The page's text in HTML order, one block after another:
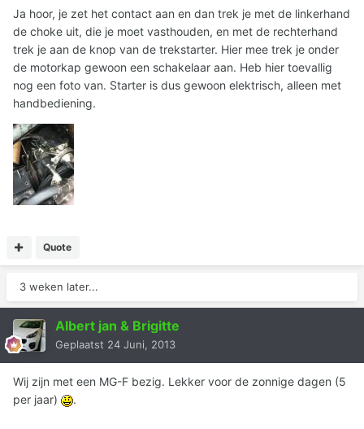
Ja hoor, je zet het contact aan en dan trek je met de linkerhand
de choke uit, die je moet vasthouden, en met de rechterhand
trek je aan de knop van de trekstarter. Hier mee trek je onder
de motorkap gewoon een schakelaar aan. Heb hier toevallig
nog een foto van. Starter is dus gewoon elektrisch, alleen met
handbediening.
Quote
3 weken later...
Albert jan & Brigitte
Geplaatst 24 Juni, 2013
Wij zijn met een MG-F bezig. Lekker voor de zonnige dagen (5
per jaar)
.